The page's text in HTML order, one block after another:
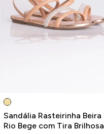
Sandália Rasteirinha Beira
Rio Bege com Tira Brilhosa